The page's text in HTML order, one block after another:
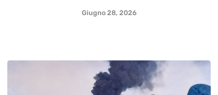
Giugno 28, 2026